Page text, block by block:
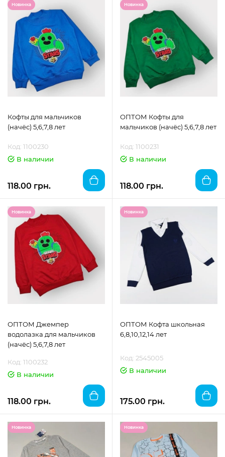
Новинка
Кофты для мальчиков
(начёс) 5,6,7,8 лет
Код: 1100230
В наличии
118.00 грн.
Новинка
ОПТОМ Кофты для
мальчиков (начёс) 5,6,7,8 лет
Код: 1100231
В наличии
118.00 грн.
Новинка
ОПТОМ Джемпер
водолазка для мальчиков
(начёс) 5,6,7,8 лет
Код: 1100232
В наличии
118.00 грн.
Новинка
ОПТОМ Кофта школьная
6,8,10,12,14 лет
Код: 2545005
В наличии
175.00 грн.
Новинка Новинка